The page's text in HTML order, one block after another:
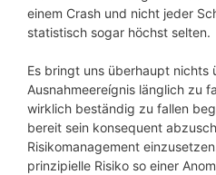
einem Crash und nicht jeder
statistisch sogar höchst selten.
Es bringt uns überhaupt nichts
Ausnahmeereígnis länglich zu
wirklich beständig zu fallen
bereit sein konsequent
Risikomanagement
prinzipielle Risiko so einer